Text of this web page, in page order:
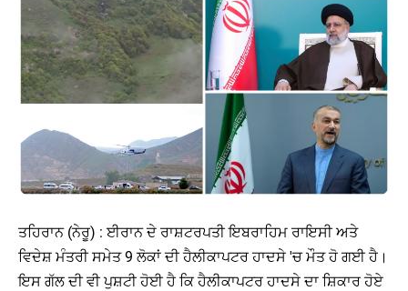
ਤਹਿਰਾਨ (ਨੇਰੂ) : ਈਰਾਨ ਦੇ ਰਾਸ਼ਟਰਪਤੀ ਇਬਰਾਹਿਮ ਰਾਇਸੀ ਅਤੇ
ਵਿਦੇਸ਼ ਮੰਤਰੀ ਸਮੇਤ 9 ਲੋਕਾਂ ਦੀ ਹੈਲੀਕਾਪਟਰ ਹਾਦਸੇ 'ਚ ਮੌਤ ਹੋ ਗਈ ਹੈ।
ਇਸ ਗੱਲ ਦੀ ਵੀ ਪੁਸ਼ਟੀ ਹੋਈ ਹੈ ਕਿ ਹੈਲੀਕਾਪਟਰ ਹਾਦਸੇ ਦਾ ਸ਼ਿਕਾਰ ਹੋਏ